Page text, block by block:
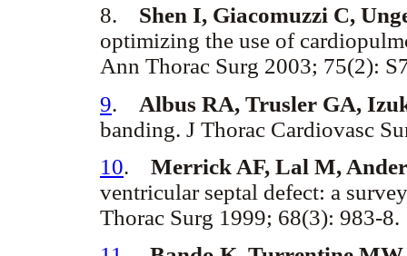
8. Shen I, Giacomuzzi C,
optimizing the use of
Ann Thorac Surg 2003; 75(2):
9. Albus RA, Trusler GA,
banding. J Thorac Cardiovasc
10. Merrick AF, Lal M,
ventricular septal defect: a
Thorac Surg 1999; 68(3): 983-8.